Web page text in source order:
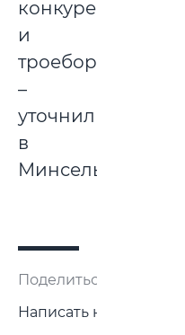
конкуре
и
троеборье»,
–
уточнили
в
Минсельхозпроде.
Поделиться:
Написать нам